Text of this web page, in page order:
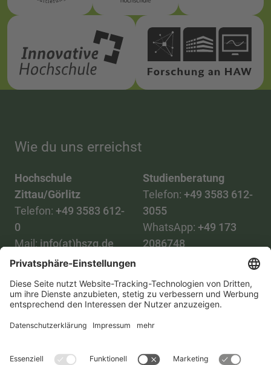
Wie du uns erreichst
Hochschule
Zittau/Görlitz
Telefon: +49 3583 612-
0
Mail: info(at)hszg.de
Studienberatung
Telefon: +49 3583 612-
3055
WhatsApp: +49 173
2086748
Alle StudiengängeDatenschutz
ImpressumBarrierefreiheitPresse